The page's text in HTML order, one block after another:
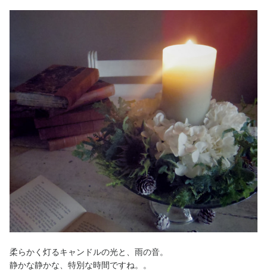
柔らかく灯るキャンドルの光と、雨の音。
静かな静かな、特別な時間ですね。。